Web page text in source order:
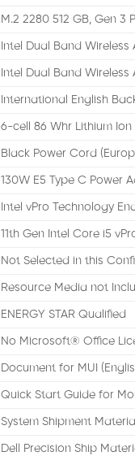
M.2 2280 512 GB, Gen 3
Intel Dual Band Wireless
Intel Dual Band Wireless
International English
6-cell 86 Whr Lithium
Black Power Cord
130W E5 Type C Power
Intel vPro Technology
11th Gen Intel Core i5
Not Selected in this
Resource Media not
ENERGY STAR Qualified
No Microsoft® Office
Document for MUI
Quick Start Guide for
System Shipment
Dell Precision Ship